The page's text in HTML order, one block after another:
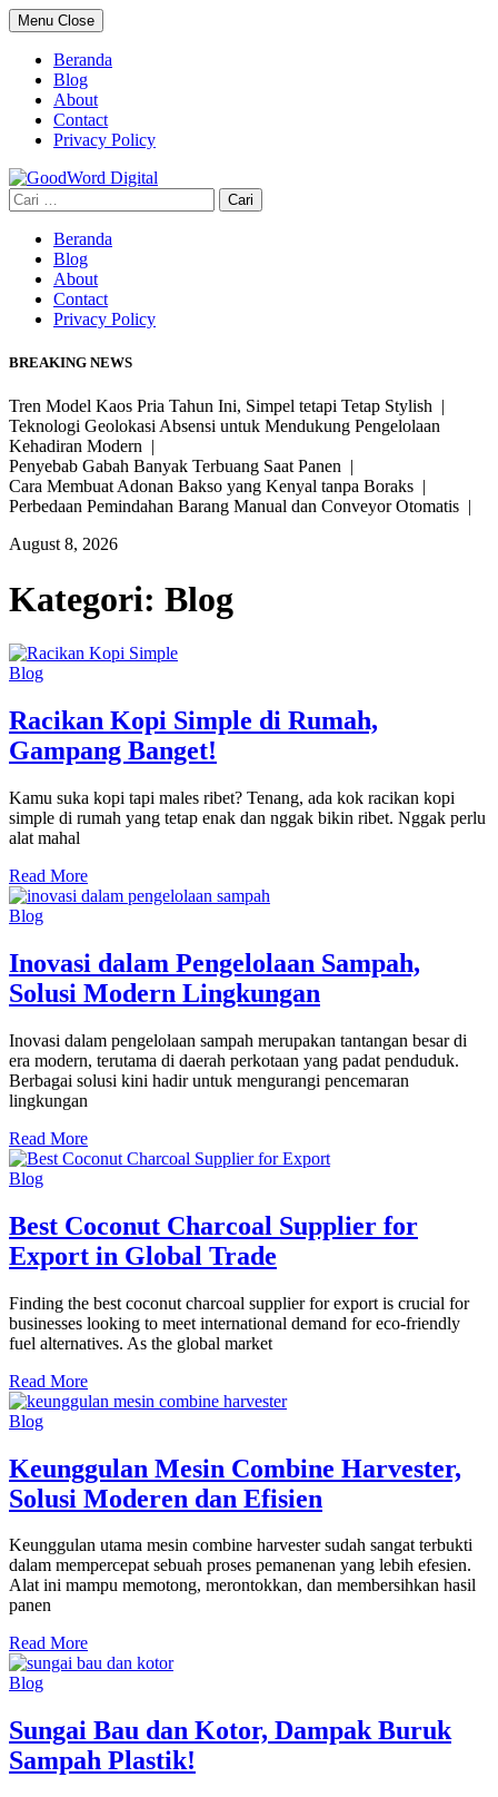
Skip
to
content
Menu Close
Beranda
Blog
About
Contact
Privacy Policy
Cari
untuk:
Beranda
Blog
About
Contact
Privacy Policy
BREAKING NEWS
Tren Model Kaos Pria Tahun Ini, Simpel tetapi Tetap Stylish |
Teknologi Geolokasi Absensi untuk Mendukung Pengelolaan
Kehadiran Modern |
Penyebab Gabah Banyak Terbuang Saat Panen |
Cara Membuat Adonan Bakso yang Kenyal tanpa Boraks |
Perbedaan Pemindahan Barang Manual dan Conveyor Otomatis |
August 8, 2026
Kategori: Blog
Blog
Racikan Kopi Simple di Rumah,
Gampang Banget!
Kamu suka kopi tapi males ribet? Tenang, ada kok racikan kopi
simple di rumah yang tetap enak dan nggak bikin ribet. Nggak perlu
alat mahal
Read More
Blog
Inovasi dalam Pengelolaan Sampah,
Solusi Modern Lingkungan
Inovasi dalam pengelolaan sampah merupakan tantangan besar di
era modern, terutama di daerah perkotaan yang padat penduduk.
Berbagai solusi kini hadir untuk mengurangi pencemaran
lingkungan
Read More
Blog
Best Coconut Charcoal Supplier for
Export in Global Trade
Finding the best coconut charcoal supplier for export is crucial for
businesses looking to meet international demand for eco-friendly
fuel alternatives. As the global market
Read More
Blog
Keunggulan Mesin Combine Harvester,
Solusi Moderen dan Efisien
Keunggulan utama mesin combine harvester sudah sangat terbukti
dalam mempercepat sebuah proses pemanenan yang lebih efesien.
Alat ini mampu memotong, merontokkan, dan membersihkan hasil
panen
Read More
Blog
Sungai Bau dan Kotor, Dampak Buruk
Sampah Plastik!